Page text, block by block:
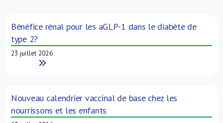
NL
Bénéfice rénal pour les aGLP-1 dans le diabète de
type 2?
23 juillet 2026
Read More
Nouveau calendrier vaccinal de base chez les
nourrissons et les enfants